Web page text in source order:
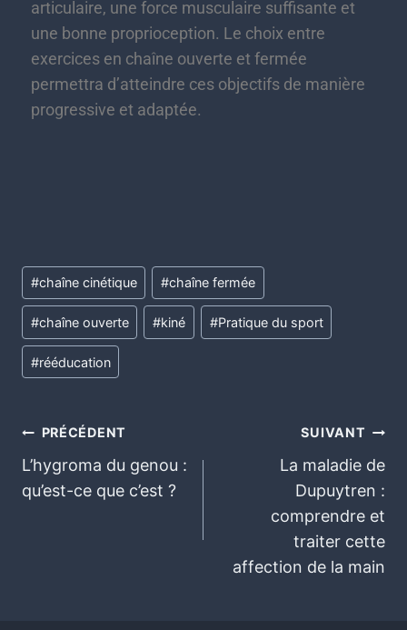
articulaire, une force musculaire suffisante et
une bonne proprioception. Le choix entre
exercices en chaîne ouverte et fermée
permettra d’atteindre ces objectifs de manière
progressive et adaptée.
#chaîne cinétique #chaîne fermée
#chaîne ouverte #kiné #Pratique du sport
#rééducation
PRÉCÉDENT
L’hygroma du genou :
qu’est-ce que c’est ?
SUIVANT
La maladie de
Dupuytren :
comprendre et
traiter cette
affection de la main